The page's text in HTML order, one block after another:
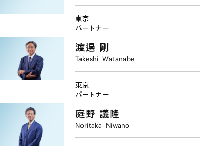
東京
パートナー
渡邉 剛
Takeshi Watanabe
東京
パートナー
庭野 議隆
Noritaka Niwano